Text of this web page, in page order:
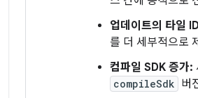
업데이트의 타일
를 더 세부적으로
컴파일 SDK 증가:
compileSdk 버